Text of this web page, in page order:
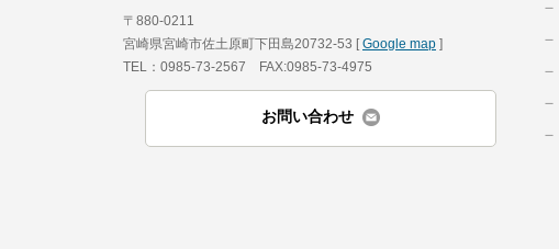
〒880-0211
宮崎県宮崎市佐土原町下田島20732-53 [Google map ]
TEL：0985-73-2567 FAX:0985-73-4975
お問い合わせ